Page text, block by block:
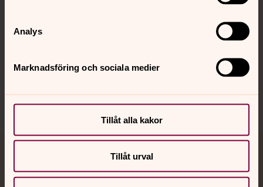
Analys
Marknadsföring och sociala medier
Tillåt alla kakor
Tillåt urval
Hitta snabbt
Sociala kanaler
Jourhavande präst